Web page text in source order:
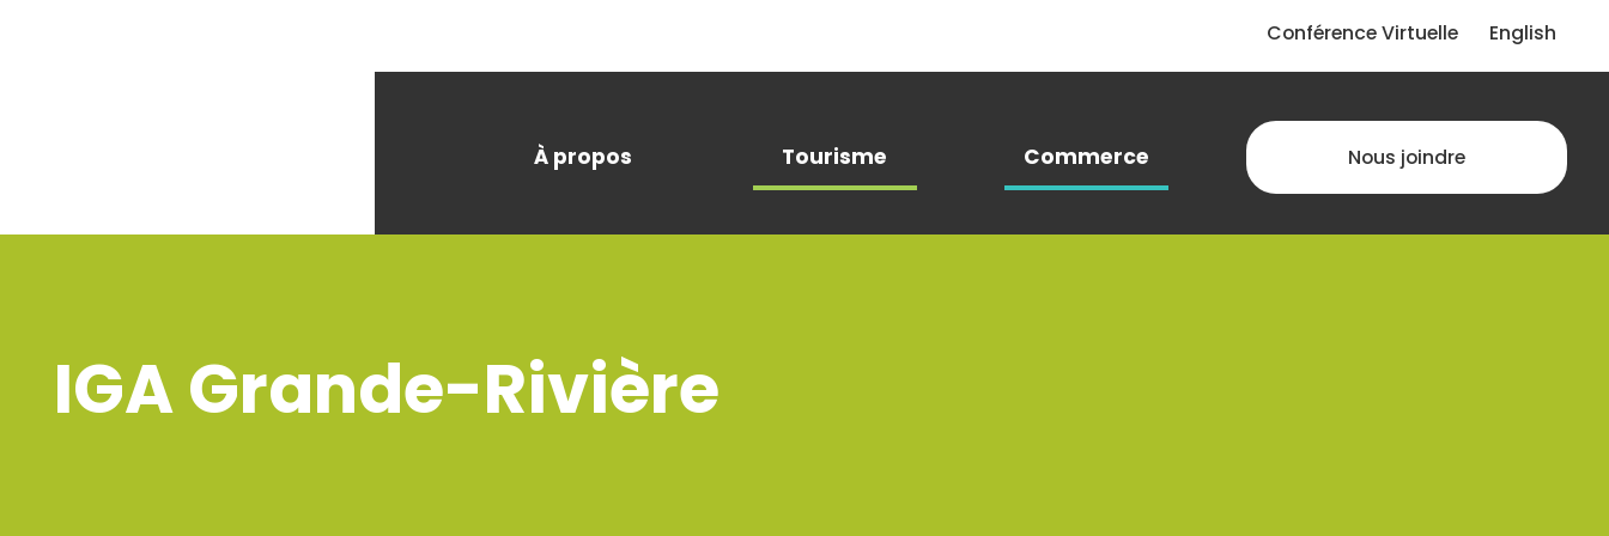
Conférence Virtuelle English
À propos Tourisme Commerce Nous joindre
IGA Grande-Rivière